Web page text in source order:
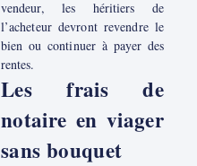
vendeur, les héritiers de
l’acheteur devront revendre le
bien ou continuer à payer des
rentes.
Les frais de
notaire en viager
sans bouquet